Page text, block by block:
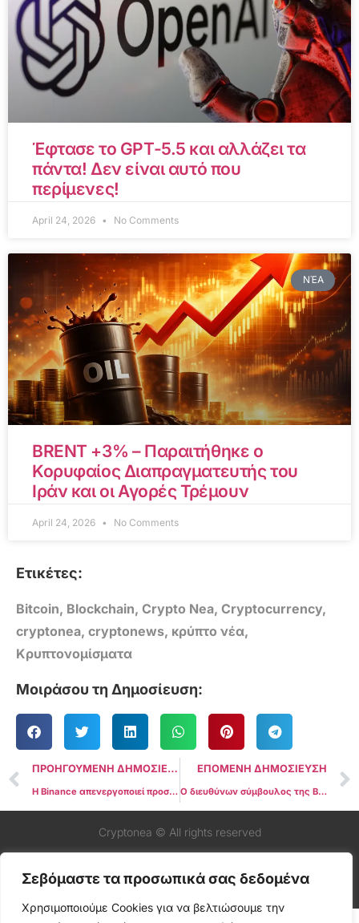
Σεβόμαστε τα προσωπικά σας δεδομένα
Χρησιμοποιούμε Cookies για να βελτιώσουμε την
Έφτασε το GPT-5.5 και αλλάζει τα
πάντα! Δεν είναι αυτό που
περίμενες!
April 24, 2026 No Comments
ΝΈΑ
BRENT +3% – Παραιτήθηκε ο
Κορυφαίος Διαπραγματευτής του
Ιράν και οι Αγορές Τρέμουν
April 24, 2026 No Comments
Ετικέτες:
Bitcoin, Blockchain, Crypto Nea, Cryptocurrency,
cryptonea, cryptonews, κρύπτο νέα,
Κρυπτονομίσματα
Μοιράσου τη Δημοσίευση:
ΠΡΟΗΓΟΥΜΕΝΗ ΔΗΜΟΣΙΕΥΣΗ
Η Binance απενεργοποιεί προσωρινά επιλεγμένες διευθύνσεις κατάθεσης για αναβάθμιση πορτοφολιού
ΕΠΟΜΕΝΗ ΔΗΜΟΣΙΕΥΣΗ
Ο διευθύνων σύμβουλος της BlackRock αποκαλεί το Bitcoin “ψηφιακό χρυσό”
Cryptonea © All rights reserved